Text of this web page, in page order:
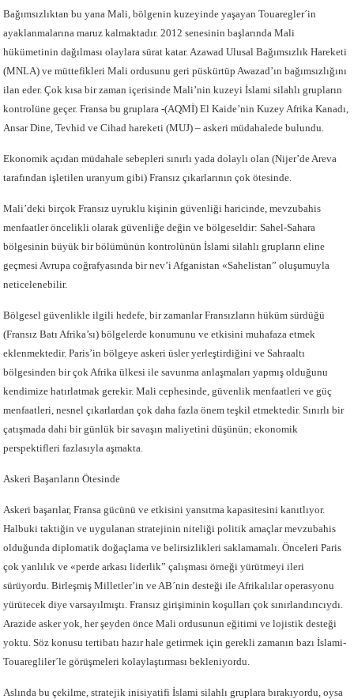
Bağımsızlıktan bu yana Mali, bölgenin kuzeyinde yaşayan Touaregler´in
ayaklanmalarına maruz kalmaktadır. 2012 senesinin başlarında Mali
hükümetinin dağılması olaylara sürat katar. Azawad Ulusal Bağımsızlık Hareketi
(MNLA) ve müttefikleri Mali ordusunu geri püskürtüp Awazad’ın bağımsızlığını
ilan eder. Çok kısa bir zaman içerisinde Mali’nin kuzeyi İslami silahlı grupların
kontrolüne geçer. Fransa bu gruplara -(AQMİ) El Kaide’nin Kuzey Afrika Kanadı,
Ansar Dine, Tevhid ve Cihad hareketi (MUJ) – askeri müdahalede bulundu.
Ekonomik açıdan müdahale sebepleri sınırlı yada dolaylı olan (Nijer’de Areva
tarafından işletilen uranyum gibi) Fransız çıkarlarının çok ötesinde.
Mali’deki birçok Fransız uyruklu kişinin güvenliği haricinde, mevzubahis
menfaatler öncelikli olarak güvenliğe değin ve bölgeseldir: Sahel-Sahara
bölgesinin büyük bir bölümünün kontrolünün İslami silahlı grupların eline
geçmesi Avrupa coğrafyasında bir nev’i Afganistan «Sahelistan” oluşumuyla
neticelenebilir.
Bölgesel güvenlikle ilgili hedefe, bir zamanlar Fransızların hüküm sürdüğü
(Fransız Batı Afrika’sı) bölgelerde konumunu ve etkisini muhafaza etmek
eklenmektedir. Paris’in bölgeye askeri üsler yerleştirdiğini ve Sahraaltı
bölgesinden bir çok Afrika ülkesi ile savunma anlaşmaları yapmış olduğunu
kendimize hatırlatmak gerekir. Mali cephesinde, güvenlik menfaatleri ve güç
menfaatleri, nesnel çıkarlardan çok daha fazla önem teşkil etmektedir. Sınırlı bir
çatışmada dahi bir günlük bir savaşın maliyetini düşünün; ekonomik
perspektifleri fazlasıyla aşmakta.
Askeri Başarıların Ötesinde
Askeri başarılar, Fransa gücünü ve etkisini yansıtma kapasitesini kanıtlıyor.
Halbuki taktiğin ve uygulanan stratejinin niteliği politik amaçlar mevzubahis
olduğunda diplomatik doğaçlama ve belirsizlikleri saklamamalı. Önceleri Paris
çok yanlılık ve «perde arkası liderlik” çalışması örneği yürütmeyi ileri
sürüyordu. Birleşmiş Milletler’in ve AB´nin desteği ile Afrikalılar operasyonu
yürütecek diye varsayılmıştı. Fransız girişiminin koşulları çok sınırlandırıcıydı.
Arazide asker yok, her şeyden önce Mali ordusunun eğitimi ve lojistik desteği
yoktu. Söz konusu tertibatı hazır hale getirmek için gerekli zamanın bazı İslami-
Touaregliler´le görüşmeleri kolaylaştırması bekleniyordu.
Aslında bu çekilme, stratejik inisiyatifi İslami silahlı gruplara bırakıyordu, oysa